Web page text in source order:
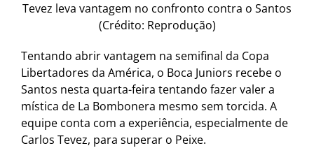
Tevez leva vantagem no confronto contra o Santos
(Crédito: Reprodução)
Tentando abrir vantagem na semifinal da Copa
Libertadores da América, o Boca Juniors recebe o
Santos nesta quarta-feira tentando fazer valer a
mística de La Bombonera mesmo sem torcida. A
equipe conta com a experiência, especialmente de
Carlos Tevez, para superar o Peixe.